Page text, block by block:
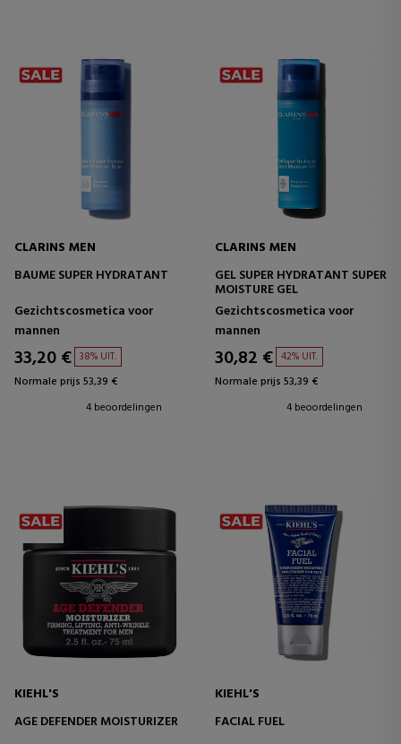
CLARINS MEN
BAUME SUPER HYDRATANT
Gezichtscosmetica voor
mannen
33,20 € 38% UIT.
Normale prijs 53,39 €
4 beoordelingen
CLARINS MEN
GEL SUPER HYDRATANT SUPER
MOISTURE GEL
Gezichtscosmetica voor
mannen
30,82 € 42% UIT.
Normale prijs 53,39 €
4 beoordelingen
KIEHL'S
AGE DEFENDER MOISTURIZER
KIEHL'S
FACIAL FUEL